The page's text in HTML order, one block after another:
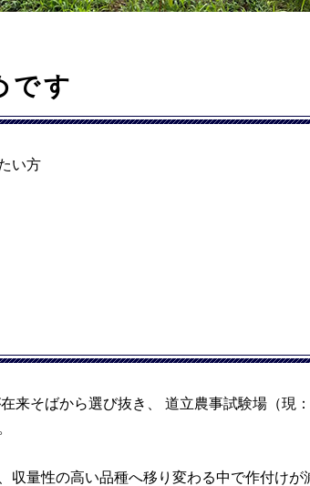
です
い方
来そばから選び抜き、 道立農事試験場（現
量性の高い品種へ移り変わる中で作付けが